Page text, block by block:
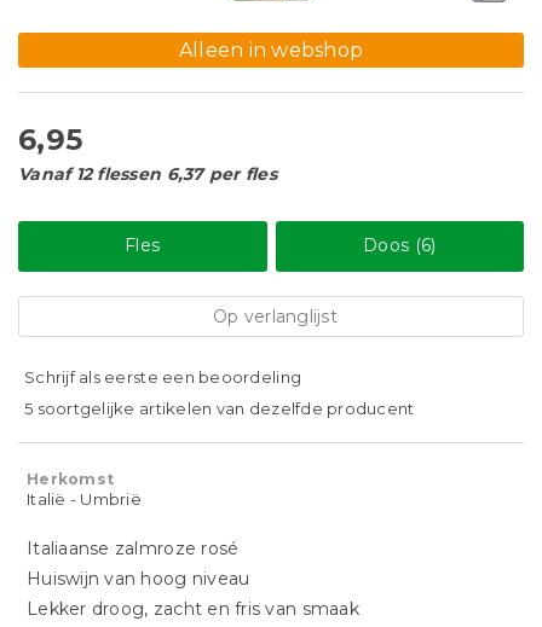
Alleen in webshop
6,95
Vanaf 12 flessen 6,37 per fles
Fles Doos (6)
Op verlanglijst
Schrijf als eerste een beoordeling
5 soortgelijke artikelen van dezelfde producent
Herkomst
Italië - Umbrië
Italiaanse zalmroze rosé
Huiswijn van hoog niveau
Lekker droog, zacht en fris van smaak